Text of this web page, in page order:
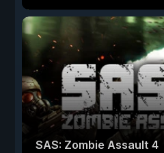
SAS: Zombie Assault 4